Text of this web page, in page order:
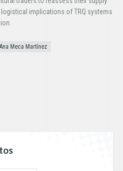
implications of TRQ systems
Meca Martínez